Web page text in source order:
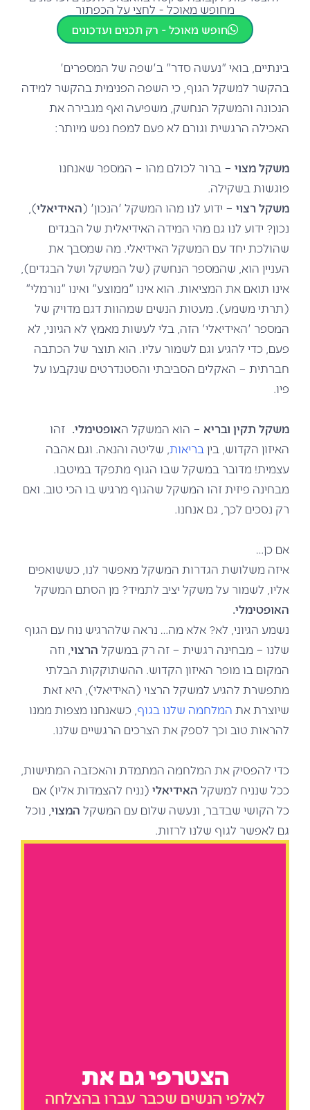
מחופש מאוכל - לחצי על הכפתור
חופש מאוכל - רק תכנים ועדכונים
בינתיים, בואי "נעשה סדר" ב'שפה של המספרים'
בהקשר למשקל הגוף, כי השפה הפנימית בהקשר למידה
הנכונה והמשקל הנחשק, משפיעה ואף מגבירה את
האכילה הרגשית וגורם לא פעם למפח נפש מיותר:
משקל מצוי – ברור לכולם מהו – המספר שאנחנו
פוגשות בשקילה.
משקל רצוי – ידוע לנו מהו המשקל 'הנכון' (האידיאלי),
נכון? ידוע לנו גם מהי המידה האידיאלית של הבגדים
שהולכת יחד עם המשקל האידיאלי. מה שמסבך את
העניין הוא, שהמספר הנחשק (של המשקל ושל הבגדים),
אינו תואם את המציאות. הוא אינו "ממוצע" ואינו "נורמלי"
(תרתי משמע). מעטות הנשים שמהוות דגם מדויק של
המספר 'האידיאלי' הזה, בלי לעשות מאמץ לא הגיוני, לא
פעם, כדי להגיע וגם לשמור עליו. הוא תוצר של הכתבה
חברתית – האקלים הסביבתי והסטנדרטים שנקבעו על
פיו.
משקל תקין ובריא – הוא המשקל האופטימלי. זהו
האיזון הקדוש, בין בריאות , שליטה והנאה. וגם אהבה
עצמית! מדובר במשקל שבו הגוף מתפקד במיטבו.
מבחינה פיזית זהו המשקל שהגוף מרגיש בו הכי טוב. ואם
רק נסכים לכך, גם אנחנו.
אם כן…
איזה משלושת הגדרות המשקל מאפשר לנו, כששואפים
אליו, לשמור על משקל יציב לתמיד? מן הסתם המשקל
האופטימלי.
נשמע הגיוני, לא? אלא מה… נראה שלהרגיש נוח עם הגוף
שלנו – מבחינה רגשית – זה רק במשקל הרצוי , וזה
המקום בו מופר האיזון הקדוש. ההשתוקקות הבלתי
מתפשרת להגיע למשקל הרצוי (האידיאלי), היא זאת
שיוצרת את המלחמה שלנו בגוף , כשאנחנו מצפות ממנו
להראות טוב וכך לספק את הצרכים הרגשיים שלנו.
כדי להפסיק את המלחמה המתמדת והאכזבה המתישות,
ככל שנניח למשקל האידיאלי (נניח להצמדות אליו) אם
כל הקושי שבדבר, ונעשה שלום עם המשקל המצוי , נוכל
גם לאפשר לגוף שלנו לרזות.
הצטרפי גם את
לאלפי הנשים שכבר עברו בהצלחה